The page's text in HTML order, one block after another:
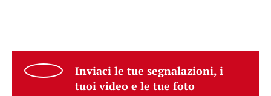
Inviaci le tue segnalazioni, i
tuoi video e le tue foto